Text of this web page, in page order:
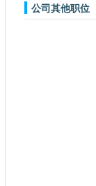
公司其他职位